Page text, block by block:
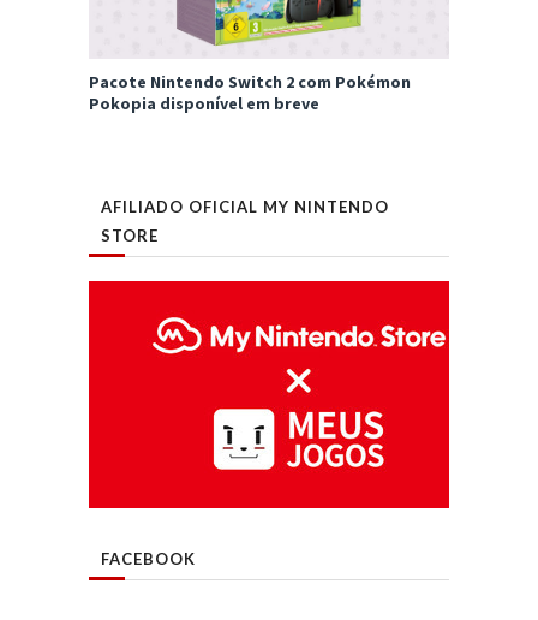
Pacote Nintendo Switch 2 com Pokémon
Pokopia disponível em breve
AFILIADO OFICIAL MY NINTENDO
STORE
FACEBOOK